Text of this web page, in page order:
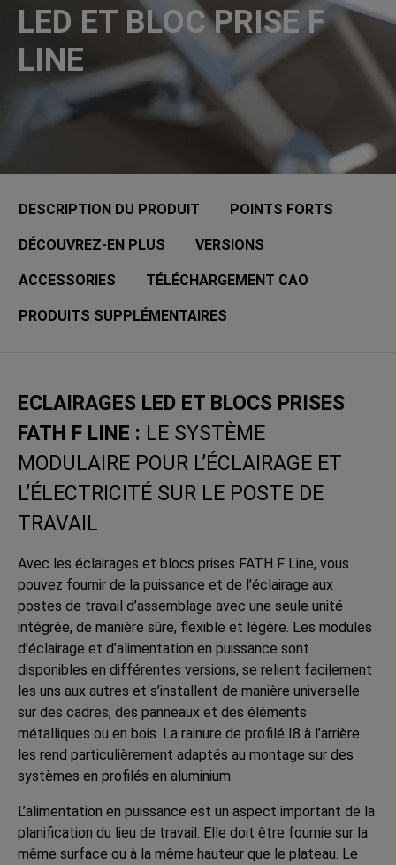
LED ET BLOC PRISE F
LINE
DESCRIPTION DU PRODUIT POINTS FORTS
DÉCOUVREZ-EN PLUS VERSIONS
ACCESSORIES TÉLÉCHARGEMENT CAO
PRODUITS SUPPLÉMENTAIRES
ECLAIRAGES LED ET BLOCS PRISES
FATH F LINE : LE SYSTÈME
MODULAIRE POUR L’ÉCLAIRAGE ET
L’ÉLECTRICITÉ SUR LE POSTE DE
TRAVAIL
Avec les éclairages et blocs prises FATH F Line, vous
pouvez fournir de la puissance et de l’éclairage aux
postes de travail d’assemblage avec une seule unité
intégrée, de manière sûre, flexible et légère. Les modules
d’éclairage et d’alimentation en puissance sont
disponibles en différentes versions, se relient facilement
les uns aux autres et s’installent de manière universelle
sur des cadres, des panneaux et des éléments
métalliques ou en bois. La rainure de profilé I8 à l’arrière
les rend particulièrement adaptés au montage sur des
systèmes en profilés en aluminium.
L’alimentation en puissance est un aspect important de la
planification du lieu de travail. Elle doit être fournie sur la
même surface ou à la même hauteur que le plateau. Le